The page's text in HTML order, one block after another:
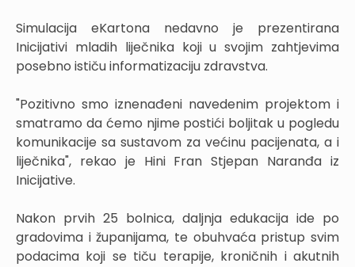
Simulacija eKartona nedavno je prezentirana
Inicijativi mladih liječnika koji u svojim zahtjevima
posebno ističu informatizaciju zdravstva.
"Pozitivno smo iznenađeni navedenim projektom i
smatramo da ćemo njime postići boljitak u pogledu
komunikacije sa sustavom za većinu pacijenata, a i
liječnika", rekao je Hini Fran Stjepan Naranđa iz
Inicijative.
Nakon prvih 25 bolnica, daljnja edukacija ide po
gradovima i županijama, te obuhvaća pristup svim
podacima koji se tiču terapije, kroničnih i akutnih